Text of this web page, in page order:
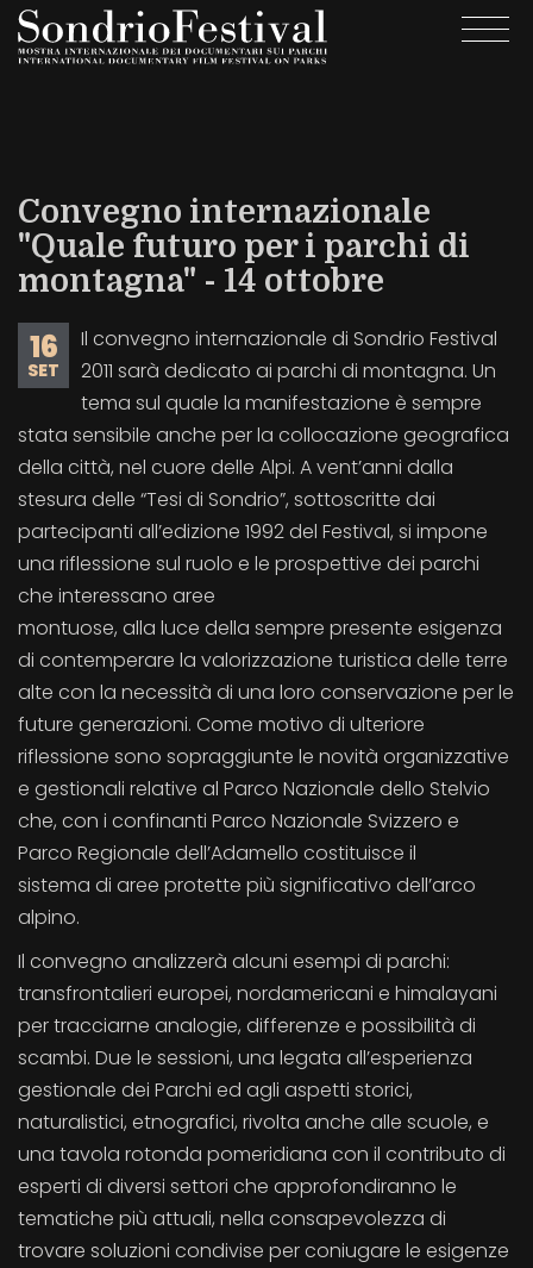
Salta
Convegno internazionale
"Quale futuro per i parchi di
montagna" - 14 ottobre
16
SET
Il convegno internazionale di Sondrio Festival
2011 sarà dedicato ai parchi di montagna. Un
tema sul quale la manifestazione è sempre
stata sensibile anche per la collocazione geografica
della città, nel cuore delle Alpi. A vent’anni dalla
stesura delle “Tesi di Sondrio”, sottoscritte dai
partecipanti all’edizione 1992 del Festival, si impone
una riflessione sul ruolo e le prospettive dei parchi
che interessano aree
montuose, alla luce della sempre presente esigenza
di contemperare la valorizzazione turistica delle terre
alte con la necessità di una loro conservazione per le
future generazioni. Come motivo di ulteriore
riflessione sono sopraggiunte le novità organizzative
e gestionali relative al Parco Nazionale dello Stelvio
che, con i confinanti Parco Nazionale Svizzero e
Parco Regionale dell’Adamello costituisce il
sistema di aree protette più significativo dell’arco
alpino.
Il convegno analizzerà alcuni esempi di parchi:
transfrontalieri europei, nordamericani e himalayani
per tracciarne analogie, differenze e possibilità di
scambi. Due le sessioni, una legata all’esperienza
gestionale dei Parchi ed agli aspetti storici,
naturalistici, etnografici, rivolta anche alle scuole, e
una tavola rotonda pomeridiana con il contributo di
esperti di diversi settori che approfondiranno le
tematiche più attuali, nella consapevolezza di
trovare soluzioni condivise per coniugare le esigenze